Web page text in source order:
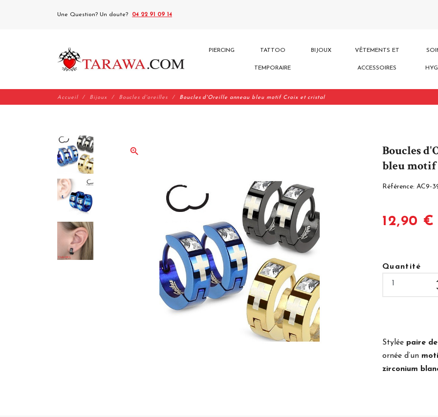
Une Question? Un doute? 04 22 91 09 14
PIERCING TATTOO
TEMPORAIRE
BIJOUX VÊTEMENTS ET
ACCESSOIRES
Accueil Bijoux Boucles d'oreilles Boucles d'Oreille anneau bleu motif Croix et cristal
zoom_in
Boucles
bleu
Référence: AC9-
12,90 €
Quantité
Stylée paire
ornée d’un
zirconium